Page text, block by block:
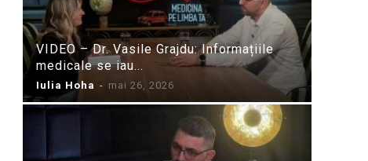
VIDEO – Dr. Vasile Grajdu: Informațiile
medicale se iau...
Iulia Hoha - mai 26, 2026